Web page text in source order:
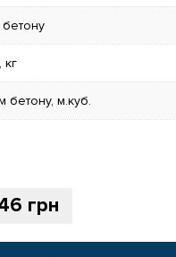
кг
бетону, м.куб.
грн